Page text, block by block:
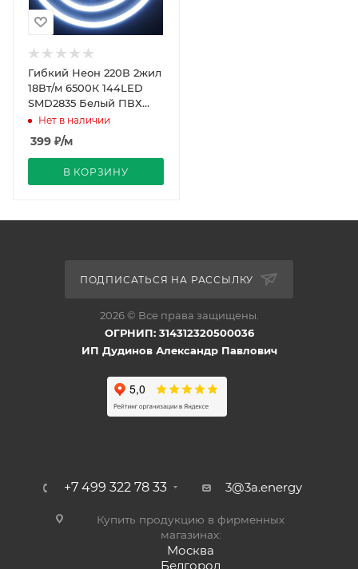
Гибкий Неон 220В 2жил
18Вт/м 6500К 144LED
SMD2835 Белый ПВХ
16х16 IP65 50м REDIGLE
Нет в наличии
399 ₽/м
В КОРЗИНУ
ПОДПИСАТЬСЯ НА РАССЫЛКУ
2026 © Все права защищены.
ОГРНИП: 314312320500036
ИП Дудинов Александр Павлович
+7 499 322 78 33 3@3a.energy
Купить продукцию в фирменных
магазинах:
Москва
Белгород